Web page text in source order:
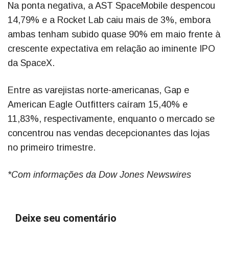
Na ponta negativa, a AST SpaceMobile despencou
14,79% e a Rocket Lab caiu mais de 3%, embora
ambas tenham subido quase 90% em maio frente à
crescente expectativa em relação ao iminente IPO
da SpaceX.
Entre as varejistas norte-americanas, Gap e
American Eagle Outfitters caíram 15,40% e
11,83%, respectivamente, enquanto o mercado se
concentrou nas vendas decepcionantes das lojas
no primeiro trimestre.
*Com informações da Dow Jones Newswires
Deixe seu comentário